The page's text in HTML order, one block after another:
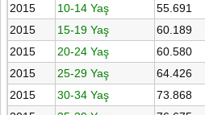
2015
10-14 Yaş 55.691
2015
15-19 Yaş 60.189
2015
20-24 Yaş 60.580
2015
25-29 Yaş 64.426
2015
30-34 Yaş 73.868